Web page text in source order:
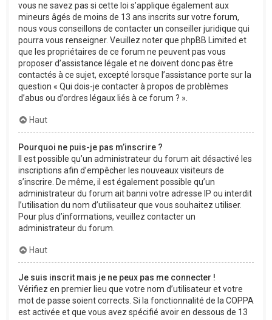
vous ne savez pas si cette loi s’applique également aux
mineurs âgés de moins de 13 ans inscrits sur votre forum,
nous vous conseillons de contacter un conseiller juridique qui
pourra vous renseigner. Veuillez noter que phpBB Limited et
que les propriétaires de ce forum ne peuvent pas vous
proposer d’assistance légale et ne doivent donc pas être
contactés à ce sujet, excepté lorsque l’assistance porte sur la
question « Qui dois-je contacter à propos de problèmes
d’abus ou d’ordres légaux liés à ce forum ? ».
Haut
Pourquoi ne puis-je pas m’inscrire ?
Il est possible qu’un administrateur du forum ait désactivé les
inscriptions afin d’empêcher les nouveaux visiteurs de
s’inscrire. De même, il est également possible qu’un
administrateur du forum ait banni votre adresse IP ou interdit
l’utilisation du nom d’utilisateur que vous souhaitez utiliser.
Pour plus d’informations, veuillez contacter un
administrateur du forum.
Haut
Je suis inscrit mais je ne peux pas me connecter !
Vérifiez en premier lieu que votre nom d’utilisateur et votre
mot de passe soient corrects. Si la fonctionnalité de la COPPA
est activée et que vous avez spécifié avoir en dessous de 13